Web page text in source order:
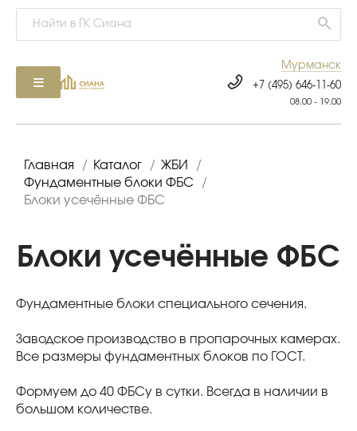
Мурманск
+7 (495) 646-11-60
08.00 - 19.00
Главная / Каталог / ЖБИ
/
Фундаментные блоки ФБС
/
Блоки усечённые ФБС
Блоки усечённые ФБС
Фундаментные блоки специального сечения.
Заводское производство в пропарочных камерах.
Все размеры фундаментных блоков по ГОСТ.
Формуем до 40 ФБСу в сутки. Всегда в наличии в
большом количестве.